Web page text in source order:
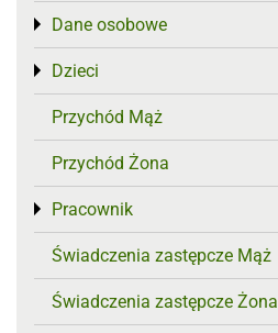
Dane osobowe
Toggle menu
Dzieci
Toggle menu
Przychód Mąż
Przychód Żona
Pracownik
Toggle menu
Świadczenia zastępcze Mąż
Świadczenia zastępcze Żona